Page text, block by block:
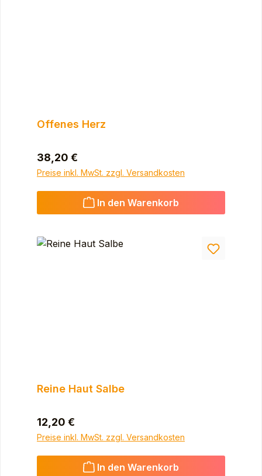
Offenes Herz
Regulärer Preis:
38,20 €
Preise inkl. MwSt. zzgl. Versandkosten
In den Warenkorb
Reine Haut Salbe
Regulärer Preis:
12,20 €
Preise inkl. MwSt. zzgl. Versandkosten
In den Warenkorb